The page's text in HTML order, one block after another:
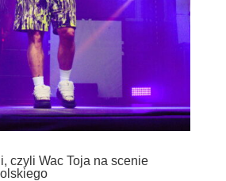
czyli Wac Toja na scenie